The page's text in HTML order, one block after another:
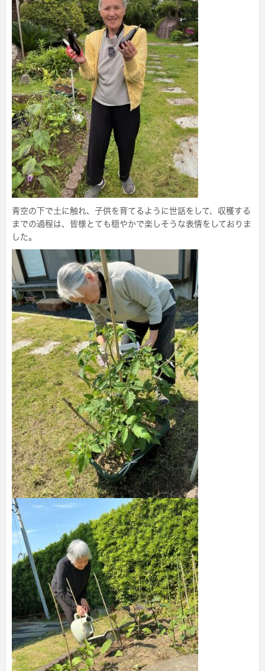
青空の下で土に触れ、子供を育てるように世話をして、収穫する
までの過程は、皆様とても穏やかで楽しそうな表情をしておりま
した。